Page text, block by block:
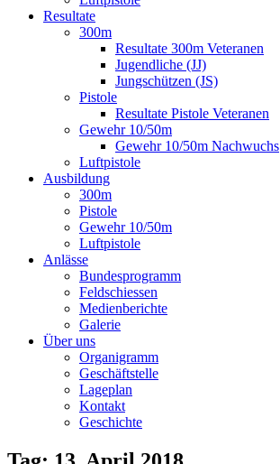
Resultate
300m
Resultate 300m Veteranen
Jugendliche (JJ)
Jungschützen (JS)
Pistole
Resultate Pistole Veteranen
Gewehr 10/50m
Gewehr 10/50m Nachwuchs
Luftpistole
Ausbildung
300m
Pistole
Gewehr 10/50m
Luftpistole
Anlässe
Bundesprogramm
Feldschiessen
Medienberichte
Galerie
Über uns
Organigramm
Geschäftstelle
Lageplan
Kontakt
Geschichte